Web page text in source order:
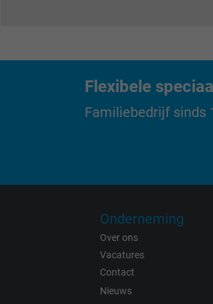
Flexibele
Familiebedrijf sinds
Onderneming
Over ons
Vacatures
Contact
Nieuws